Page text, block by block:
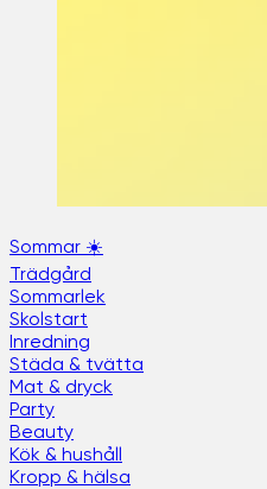
Sommar ☀️
Trädgård
Sommarlek
Skolstart
Inredning
Städa & tvätta
Mat & dryck
Party
Beauty
Kök & hushåll
Kropp & hälsa